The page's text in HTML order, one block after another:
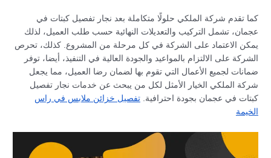
كما تقدم شركة الملكي حلولًا متكاملة بعد نجار تفصيل كبتات في
عجمان، تشمل التركيب والتعديلات النهائية حسب طلب العميل، لذلك
يمكن الاعتماد على الشركة في كل مرحلة من المشروع. كذلك، تحرص
الشركة على الالتزام بالمواعيد والجودة العالية في التنفيذ، أيضا، توفر
ضمانات لجميع الأعمال التي تقوم بها لضمان رضا العميل، مما يجعل
شركة الملكي الخيار الأمثل لكل من يبحث عن خدمات نجار تفصيل
كبتات في عجمان بجودة احترافية.تفصيل خزائن ملابس في راس
الخيمة